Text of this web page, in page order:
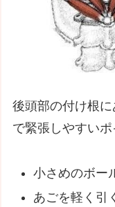
後頭部の付け根
で緊張しやすいポ
小さめのボー
あごを軽く引